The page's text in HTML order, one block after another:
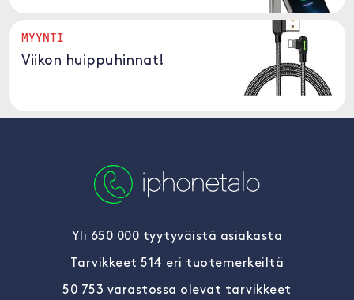
MYYNTI
Viikon huippuhinnat!
Yli 650 000 tyytyväistä asiakasta
Tarvikkeet 514 eri tuotemerkeiltä
50 753 varastossa olevat tarvikkeet